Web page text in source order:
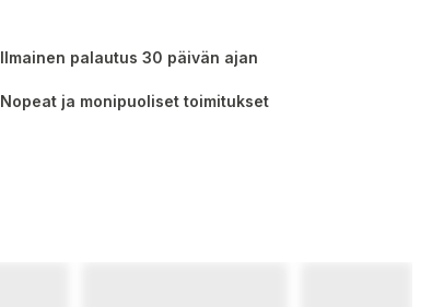
Ilmainen palautus 30 päivän ajan
Nopeat ja monipuoliset toimitukset